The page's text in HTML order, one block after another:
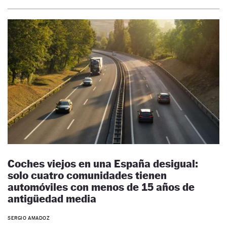
Coches viejos en una España desigual:
solo cuatro comunidades tienen
automóviles con menos de 15 años de
antigüedad media
SERGIO AMADOZ